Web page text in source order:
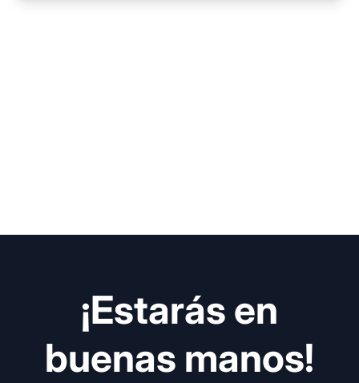
¡Estarás en
buenas manos!